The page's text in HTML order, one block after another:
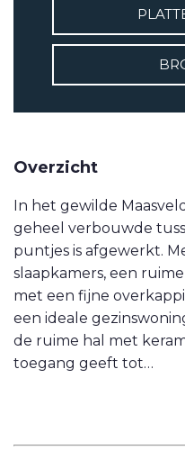
Overzicht
In het gewilde
geheel verbouwde
puntjes is afgewerkt.
slaapkamers, een
met een fijne
een ideale
de ruime hal met
toegang geeft tot…